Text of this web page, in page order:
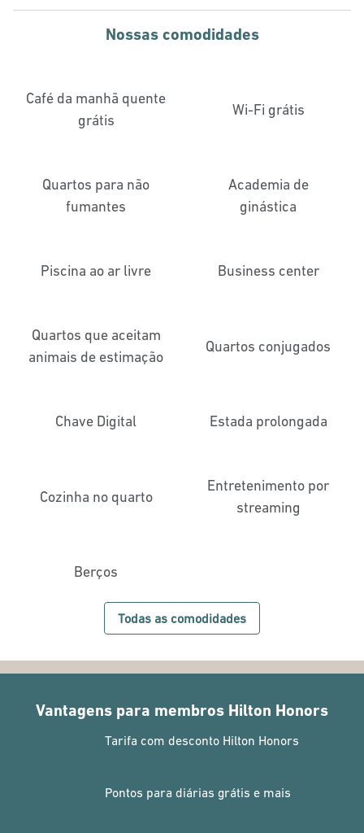
Nossas comodidades
Café da manhã quente
grátis
Wi-Fi grátis
Quartos para não
fumantes
Academia de
ginástica
Piscina ao ar livre Business center
Quartos que aceitam
animais de estimação
Quartos conjugados
Chave Digital Estada prolongada
Cozinha no quarto
Entretenimento por
streaming
Berços
Todas as comodidades
Vantagens para membros Hilton Honors
Tarifa com desconto Hilton Honors
Pontos para diárias grátis e mais